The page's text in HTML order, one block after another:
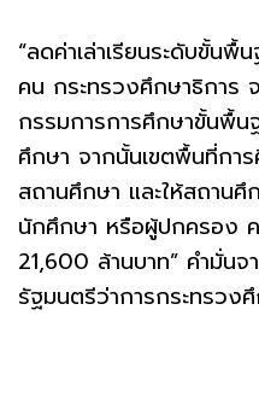
“ลดค่าเล่าเรียนระดับขั้น
คน กระทรวงศึกษาธิการ
กรรมการการศึกษาขั้นพื้น
ศึกษา จากนั้นเขตพื้นที่กา
สถานศึกษา และให้สถานศึ
นักศึกษา หรือผู้ปกครอง
21,600 ล้านบาท” คำมั่น
รัฐมนตรีว่าการกระทรวง